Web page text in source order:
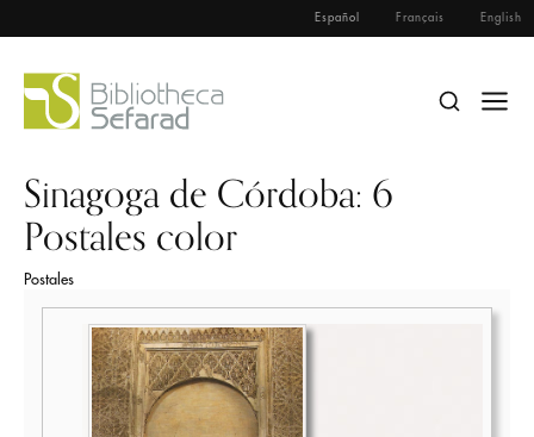
Español Français English
Sinagoga de Córdoba: 6
Postales color
Postales